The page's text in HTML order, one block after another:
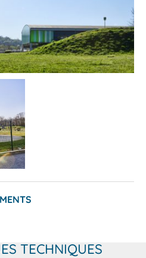
TECHNIQUES